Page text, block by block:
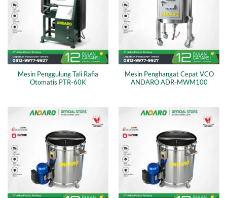
Mesin Penggulung Tali Rafia
Otomatis PTR-60K
Mesin Penghangat Cepat VCO
ANDARO ADR-MWM100